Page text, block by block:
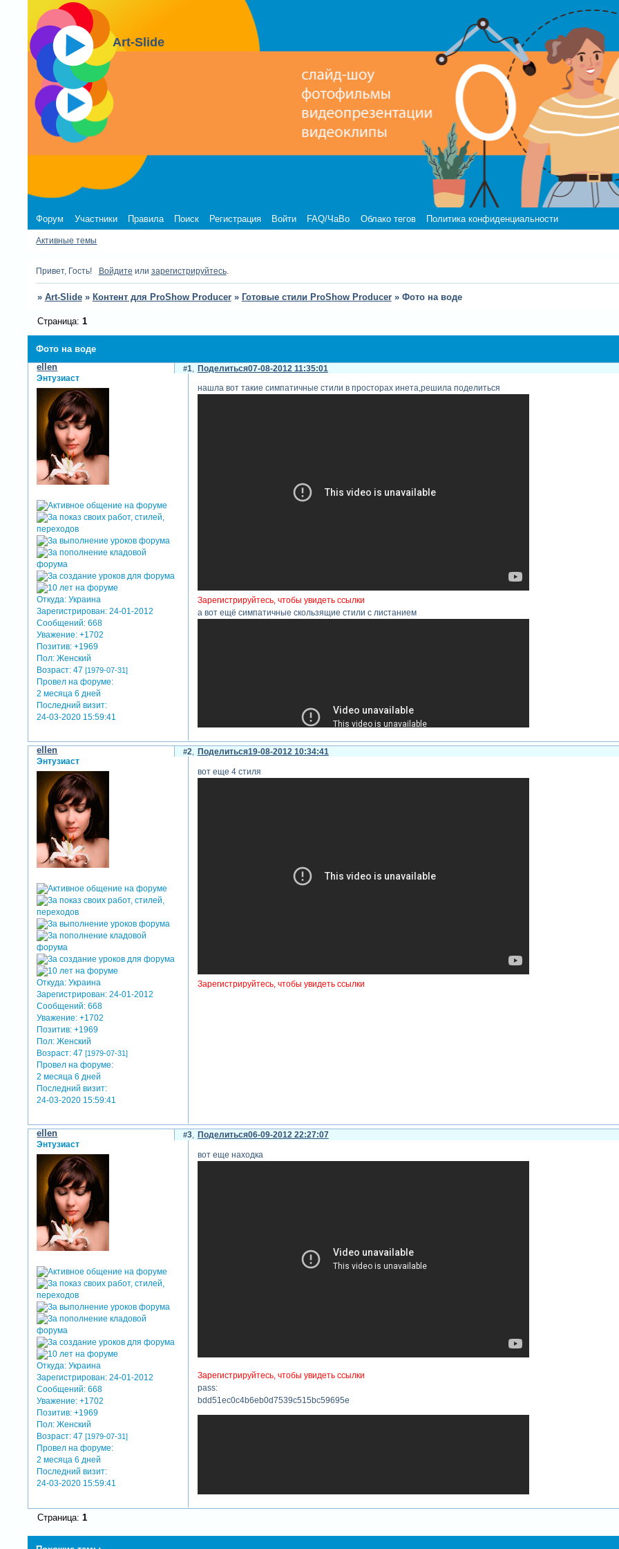
Art-Slide
Форум Участники Правила Поиск Регистрация Войти FAQ/ЧаВо Облако тегов Политика конфиденциальности
Активные темы
Привет, Гость! Войдите или зарегистрируйтесь.
» Art-Slide » Контент для ProShow Producer » Готовые стили ProShow Producer » Фото на воде
Фото на воде
Страница: 1
Поделиться
1 07-08-2012 11:35:01
ellen
Энтузиаст
Откуда: Украина
Зарегистрирован: 24-01-2012
Сообщений: 668
Уважение: +1702
Позитив: +1969
Пол: Женский
Возраст: 47[1979-07-31]
Провел на форуме:
2 месяца 6 дней
Последний визит:
24-03-2020 15:59:41
нашла вот такие симпатичные стили в просторах инета,решила поделиться
Зарегистрируйтесь, чтобы увидеть ссылки
а вот ещё симпатичные скользящие стили с листанием
отредактировано ellen (07-08-2012 13:32:09)
Поделиться
2 19-08-2012 10:34:41
ellen
Энтузиаст
Откуда: Украина
Зарегистрирован: 24-01-2012
Сообщений: 668
Уважение: +1702
Позитив: +1969
Пол: Женский
Возраст: 47[1979-07-31]
Провел на форуме:
2 месяца 6 дней
Последний визит:
24-03-2020 15:59:41
вот еще 4 стиля
Зарегистрируйтесь, чтобы увидеть ссылки
Поделиться
3 06-09-2012 22:27:07
ellen
Энтузиаст
Откуда: Украина
Зарегистрирован: 24-01-2012
Сообщений: 668
Уважение: +1702
Позитив: +1969
Пол: Женский
Возраст: 47[1979-07-31]
Провел на форуме:
2 месяца 6 дней
Последний визит:
24-03-2020 15:59:41
вот еще находка
Зарегистрируйтесь, чтобы увидеть ссылки
pass:
bdd51ec0c4b6eb0d7539c515bc59695e
Страница: 1